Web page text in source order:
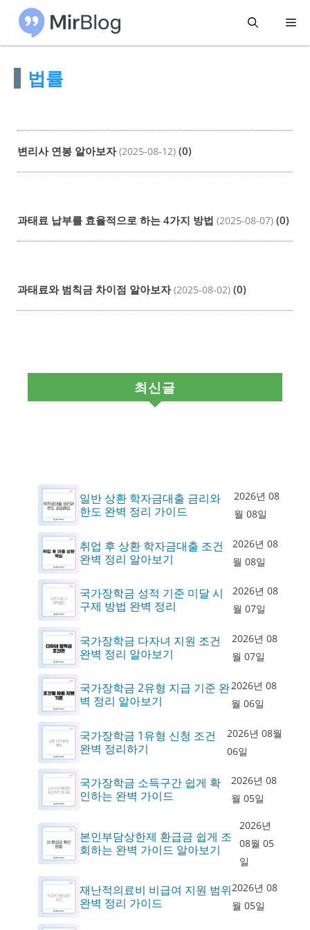
메
법률
변리사 연봉 알아보자 (2025-08-12) (0)
과태료 납부를 효율적으로 하는 4가지 방법 (2025-08-07) (0)
과태료와 범칙금 차이점 알아보자 (2025-08-02) (0)
최신글
일반 상환 학자금대출 금리와
한도 완벽 정리 가이드
2026년 08
월 08일
취업 후 상환 학자금대출 조건
완벽 정리 알아보기
2026년 08
월 08일
국가장학금 성적 기준 미달 시
구제 방법 완벽 정리
2026년 08
월 07일
국가장학금 다자녀 지원 조건
완벽 정리 알아보기
2026년 08
월 07일
국가장학금 2유형 지급 기준 완
벽 정리 알아보기
2026년 08
월 06일
국가장학금 1유형 신청 조건
완벽 정리하기
2026년 08월
06일
국가장학금 소득구간 쉽게 확
인하는 완벽 가이드
2026년 08
월 05일
본인부담상한제 환급금 쉽게 조
회하는 완벽 가이드 알아보기
2026년
08월 05
일
재난적의료비 비급여 지원 범위
완벽 정리 가이드
2026년 08
월 05일